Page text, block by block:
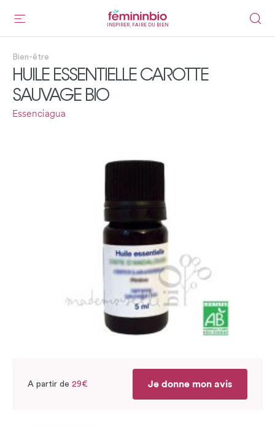
INSPIRER, FAIRE DU BIEN
Bien-être
HUILE ESSENTIELLE CAROTTE
SAUVAGE BIO
Essenciagua
A partir de 29€ Je donne mon avis